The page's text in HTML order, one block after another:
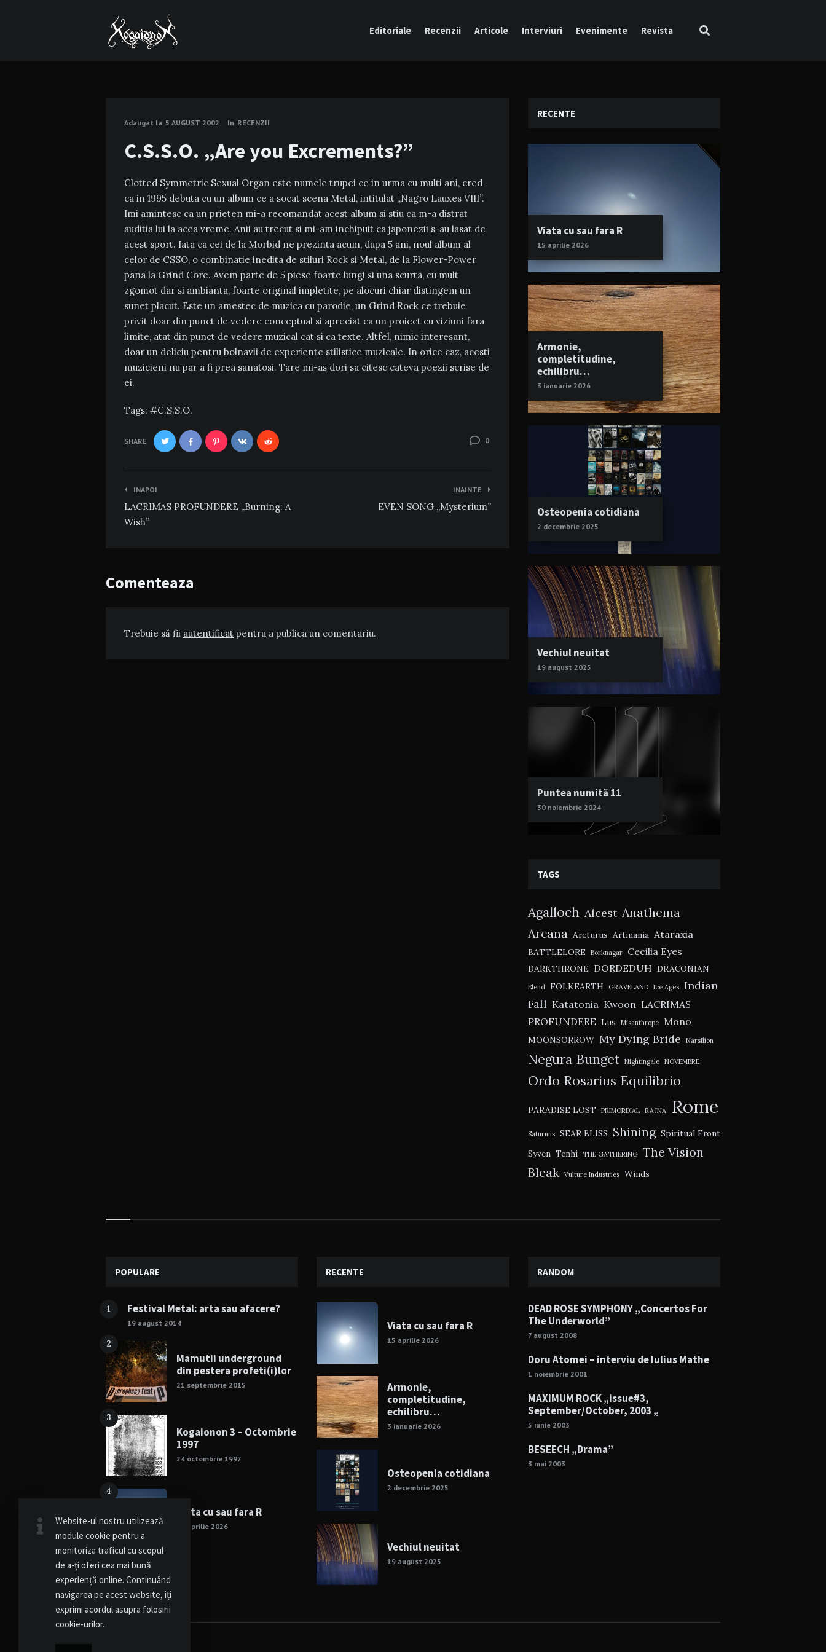
Editoriale Recenzii Articole Interviuri Evenimente Revista
Adaugat la 5 AUGUST 2002 In RECENZII
C.S.S.O. „Are you Excrements?”
Clotted Symmetric Sexual Organ este numele trupei ce in urma cu multi ani, cred
ca in 1995 debuta cu un album ce a socat scena Metal, intitulat „Nagro Lauxes VIII”.
Imi amintesc ca un prieten mi-a recomandat acest album si stiu ca m-a distrat
auditia lui la acea vreme. Anii au trecut si mi-am inchipuit ca japonezii s-au lasat de
acest sport. Iata ca cei de la Morbid ne prezinta acum, dupa 5 ani, noul album al
celor de CSSO, o combinatie inedita de stiluri Rock si Metal, de la Flower-Power
pana la Grind Core. Avem parte de 5 piese foarte lungi si una scurta, cu mult
zgomot dar si ambianta, foarte original impletite, pe alocuri chiar distingem un
sunet placut. Este un amestec de muzica cu parodie, un Grind Rock ce trebuie
privit doar din punct de vedere conceptual si apreciat ca un proiect cu viziuni fara
limite, atat din punct de vedere muzical cat si ca texte. Altfel, nimic interesant,
doar un deliciu pentru bolnavii de experiente stilistice muzicale. In orice caz, acesti
muzicieni nu par a fi prea sanatosi. Tare mi-as dori sa citesc cateva poezii scrise de
ei.
Tags: C.S.S.O.
SHARE 0
Navigare
în
articole
INAPOI
LACRIMAS PROFUNDERE „Burning: A
Wish”
INAINTE
EVEN SONG „Mysterium”
Comenteaza
Trebuie să fii autentificat pentru a publica un comentariu.
RECENTE
Viata cu sau fara R
15 aprilie 2026
Armonie,
completitudine,
echilibru…
3 ianuarie 2026
Osteopenia cotidiana
2 decembrie 2025
Vechiul neuitat
19 august 2025
Puntea numită 11
30 noiembrie 2024
TAGS
Agalloch Alcest Anathema
Arcana Arcturus Artmania Ataraxia
BATTLELORE Borknagar Cecilia Eyes
DARKTHRONE DORDEDUH DRACONIAN
Elend FOLKEARTH GRAVELAND Ice Ages Indian
Fall Katatonia Kwoon LACRIMAS
PROFUNDERE Lus Misanthrope Mono
MOONSORROW My Dying Bride Narsilion
Negura Bunget Nightingale NOVEMBRE
Ordo Rosarius Equilibrio
PARADISE LOST PRIMORDIAL RAJNA Rome
Saturnus SEAR BLISS Shining Spiritual Front
Syven Tenhi THE GATHERING The Vision
Bleak Vulture Industries Winds
Widgets
POPULARE
1 Festival Metal: arta sau afacere?
19 august 2014
2
Mamutii underground
din pestera profeti(i)lor
21 septembrie 2015
3
Kogaionon 3 – Octombrie
1997
24 octombrie 1997
4
Viata cu sau fara R
15 aprilie 2026
RECENTE
Viata cu sau fara R
15 aprilie 2026
Armonie,
completitudine,
echilibru…
3 ianuarie 2026
Osteopenia cotidiana
2 decembrie 2025
Vechiul neuitat
19 august 2025
RANDOM
DEAD ROSE SYMPHONY „Concertos For
The Underworld”
7 august 2008
Doru Atomei – interviu de Iulius Mathe
1 noiembrie 2001
MAXIMUM ROCK „issue#3,
September/October, 2003 „
5 iunie 2003
BESEECH „Drama”
3 mai 2003
Website-ul nostru utilizează
module cookie pentru a
monitoriza traficul cu scopul
de a-ți oferi cea mai bună
experiență online. Continuând
navigarea pe acest website, iți
exprimi acordul asupra folosirii
cookie-urilor.